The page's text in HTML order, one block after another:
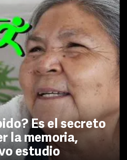
Es el secreto
la memoria,
estudio